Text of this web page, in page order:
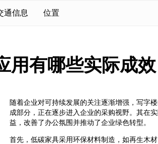
通信息 位置
用有哪些实际成效
随着企业对可持续发展的关注逐渐增强，写字
成部分，正在逐步进入企业的采购视野。其在
益，改善了办公氛围并推动了企业绿色转型。
首先，低碳家具采用环保材料制造，如再生木